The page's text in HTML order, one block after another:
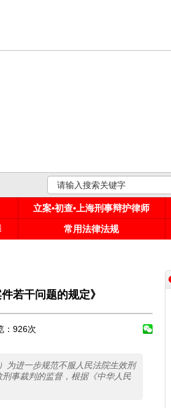
立案•初查•上海刑事辩护律师
常用法律法规
若干问题的规定》
926次
为进一步规范不服人民法院生效刑
事裁判的监督，根据《中华人民